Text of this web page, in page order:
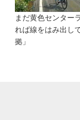
まだ黄色センター
れば線をはみ出し
拠」